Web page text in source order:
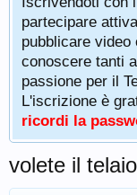
partecipare
pubblicare
conoscere tanti
passione per il
L'iscrizione è
ricordi la
volete il